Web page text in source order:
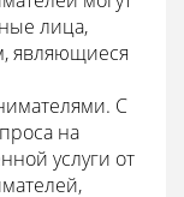
лица,
являющиеся
С
на
услуги от